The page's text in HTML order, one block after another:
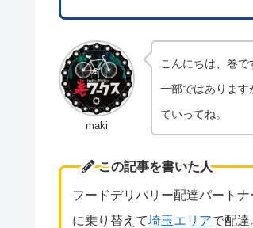
maki
こんにちは、巻で
一部ではあります
ていってね。
この記事を書いた人
フードデリバリー配達パート
に乗り替えて埼玉エリアで配